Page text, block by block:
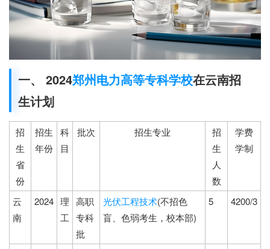
一、 2024郑州电力高等专科学校在云南招
生计划
招
生
省
份
招生
年份
科
目
批次 招生专业
招
生
人
数
学费
学制
云
南
2024 理
工
高职
专科
批
光伏工程技术(不招色
盲、色弱考生，校本部)
5 4200/3